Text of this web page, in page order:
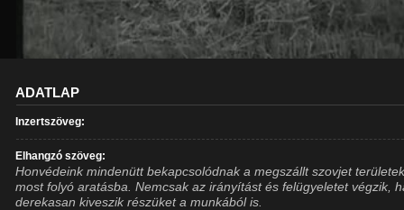
ADATLAP
Inzertszöveg:
Elhangzó szöveg:
Honvédeink mindenütt bekapcsolódnak a megszállt szovjet
most folyó aratásba. Nemcsak az irányítást és felügyeletet végzik,
derekasan kiveszik részüket a munkából is.